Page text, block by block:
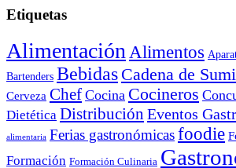
Etiquetas
Alimentación Alimentos
Bartenders Bebidas Cadena de
Cerveza Chef Cocina Cocineros
Dietética Distribución Eventos
alimentaria Ferias gastronómicasfoodie
Formación Formación Culinaria